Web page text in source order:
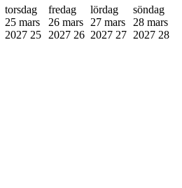
torsdag
25 mars
2027 25
fredag
26 mars
2027 26
lördag
27 mars
2027 27
söndag
28 mars
2027 28